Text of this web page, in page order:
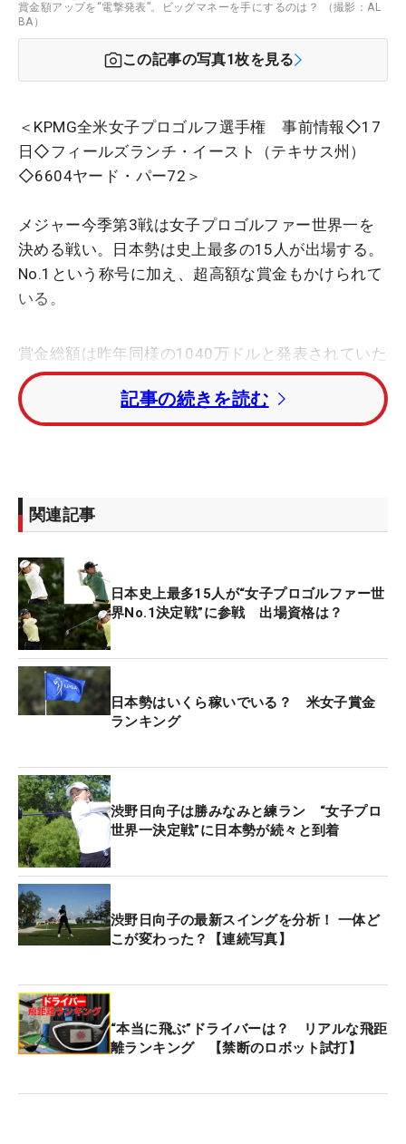
賞金額アップを“電撃発表”。ビッグマネーを手にするのは？ （撮影：AL
BA）
この記事の写真1枚を見る
＜KPMG全米女子プロゴルフ選手権 事前情報◇17
日◇フィールズランチ・イースト（テキサス州）
◇6604ヤード・パー72＞
メジャー今季第3戦は女子プロゴルファー世界一を
決める戦い。日本勢は史上最多の15人が出場する。
No.1という称号に加え、超高額な賞金もかけられて
いる。
賞金総額は昨年同様の1040万ドルと発表されていた
が、開幕2日前に増額されることが“電撃発表”され
た。160万ドルが上乗せされ、総額は1200万ドル、
日本円にして17億4000万円。今大会の最高額を更
優勝賞金は180万ドル（約2億6000万円）で、こち
万ドル（約3億4700万円）こそ下回ったが、かなり
のビッグマネーだ。
1200万ドルの配分は決勝進出者（予選ラウンドを終
えて70位タイまで）の人数にもとづき、大会期間中
に発表される。
1億200万円を獲得。7位タイだった渋野日向子と西
郷真央は26万7437ドル（約4000万円）を手にし
た。19位タイだった古江彩佳も11万6057ドル（約
1700万円）と日本ツアーの優勝賞金に匹敵する額を
ゲットし、予選落ち選手にも一律4000ドル（約58
万円）が支払われた。
今季の獲得賞金ランキングでは、2位に西郷（195万
651ドル＝約2億6000万円）がランクインしてい
る。まさにアメリカンドリーム。し烈な争いを制
し、名誉あるタイトルとビッグマネーを手にするの
記事の続きを読む
関連記事
日本史上最多15人が“女子プロゴルファー世
界No.1決定戦”に参戦 出場資格は？
日本勢はいくら稼いでいる？ 米女子賞金
ランキング
渋野日向子は勝みなみと練ラン “女子プロ
世界一決定戦”に日本勢が続々と到着
渋野日向子の最新スイングを分析！ 一体ど
こが変わった？【連続写真】
“本当に飛ぶ”ドライバーは？ リアルな飛距
離ランキング 【禁断のロボット試打】